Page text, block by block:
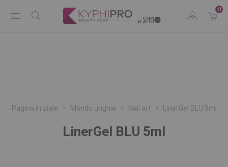
0
Pagina iniziale Mondo unghie Nail art LinerGel BLU 5ml
LinerGel BLU 5ml